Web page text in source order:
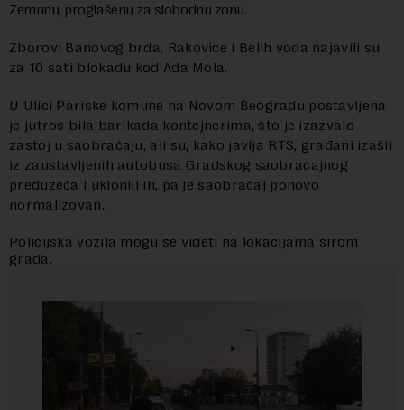
Zemunu, proglašenu za slobodnu zonu.
Zborovi Banovog brda, Rakovice i Belih voda najavili su
za 10 sati blokadu kod Ada Mola.
U Ulici Pariske komune na Novom Beogradu postavljena
je jutros bila barikada kontejnerima, što je izazvalo
zastoj u saobraćaju, ali su, kako javlja RTS, građani izašli
iz zaustavljenih autobusa Gradskog saobraćajnog
preduzeća i uklonili ih, pa je saobraćaj ponovo
normalizovan.
Policijska vozila mogu se videti na lokacijama širom
grada.